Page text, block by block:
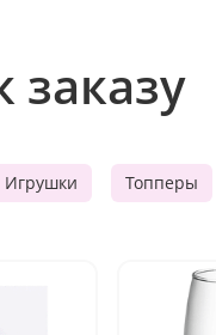
заказу
Игрушки Топперы